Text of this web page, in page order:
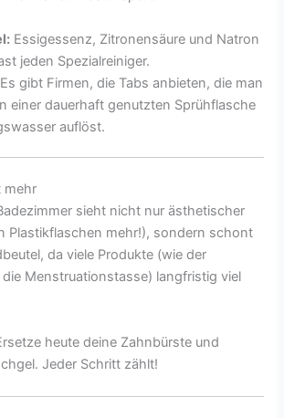
Essigessenz, Zitronensäure und Natron
jeden Spezialreiniger.
Es gibt Firmen, die Tabs anbieten, die man
einer dauerhaft genutzten Sprühflasche
auflöst.
mehr
sieht nicht nur ästhetischer
Plastikflaschen mehr!), sondern schont
da viele Produkte (wie der
die Menstruationstasse) langfristig viel
heute deine Zahnbürste und
Jeder Schritt zählt!